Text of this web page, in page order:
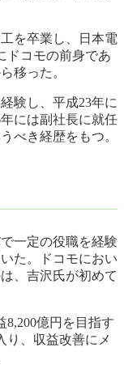
を卒業し、日本電
ドコモの前身であ
移った。
験し、平成23年に
には副社長に就任
べき経歴をもつ。
一定の役職を経験
た。ドコモにおい
、吉沢氏が初めて
8,200億円を目指す
り、収益改善にメ